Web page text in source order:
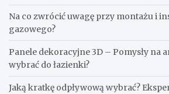
Na co zwrócić uwagę przy montażu i
gazowego?
Panele dekoracyjne 3D – Pomysły na
wybrać do łazienki?
Jaką kratkę odpływową wybrać?